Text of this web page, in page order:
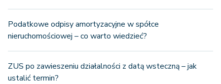
Podatkowe odpisy amortyzacyjne w spółce
nieruchomościowej – co warto wiedzieć?
ZUS po zawieszeniu działalności z datą wsteczną – jak
ustalić termin?